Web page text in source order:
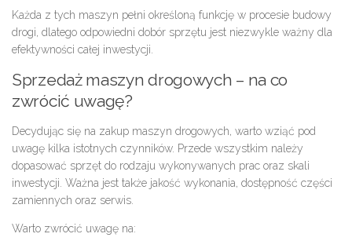
Każda z tych maszyn pełni określoną funkcję w procesie budowy
drogi, dlatego odpowiedni dobór sprzętu jest niezwykle ważny dla
efektywności całej inwestycji.
Sprzedaż maszyn drogowych – na co
zwrócić uwagę?
Decydując się na zakup maszyn drogowych, warto wziąć pod
uwagę kilka istotnych czynników. Przede wszystkim należy
dopasować sprzęt do rodzaju wykonywanych prac oraz skali
inwestycji. Ważna jest także jakość wykonania, dostępność części
zamiennych oraz serwis.
Warto zwrócić uwagę na: